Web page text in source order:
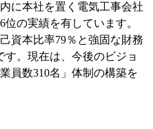
に本社を置く電気工事会社
の実績を有しています。
資本比率79％と強固な財務
。現在は、今後のビジョ
員数310名」体制の構築を